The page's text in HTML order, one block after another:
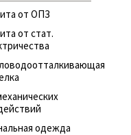
от ОПЗ
от стат.
одежда